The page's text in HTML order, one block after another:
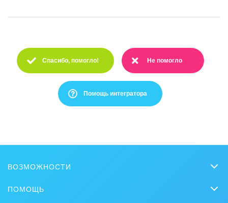
Спасибо, помогло!
Спасибо :)
Не помогло
Очень жаль :(
Помощь интегратора
Слишком коротко, мне не хватает информации
ВОЗМОЖНОСТИ
ПОМОЩЬ